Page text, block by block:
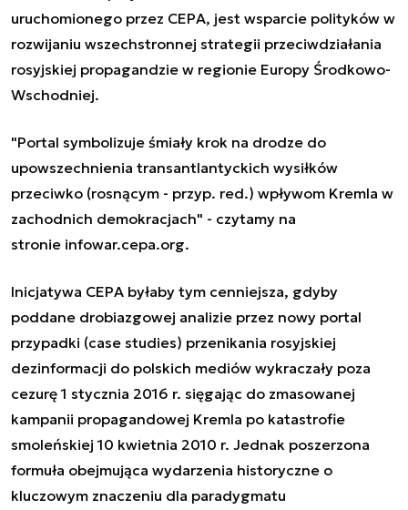
uruchomionego przez CEPA, jest wsparcie polityków w
rozwijaniu wszechstronnej strategii przeciwdziałania
rosyjskiej propagandzie w regionie Europy Środkowo-
Wschodniej.
"Portal symbolizuje śmiały krok na drodze do
upowszechnienia transantlantyckich wysiłków
przeciwko (rosnącym - przyp. red.) wpływom Kremla w
zachodnich demokracjach" - czytamy na
stronie infowar.cepa.org.
Inicjatywa CEPA byłaby tym cenniejsza, gdyby
poddane drobiazgowej analizie przez nowy portal
przypadki (case studies) przenikania rosyjskiej
dezinformacji do polskich mediów wykraczały poza
cezurę 1 stycznia 2016 r. sięgając do zmasowanej
kampanii propagandowej Kremla po katastrofie
smoleńskiej 10 kwietnia 2010 r. Jednak poszerzona
formuła obejmująca wydarzenia historyczne o
kluczowym znaczeniu dla paradygmatu